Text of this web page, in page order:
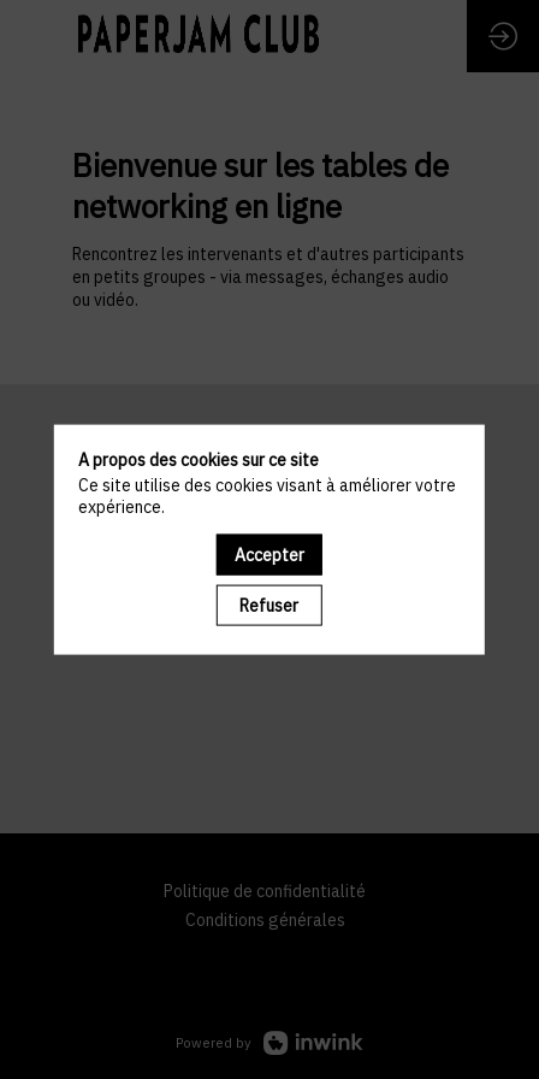
Bienvenue sur les tables de
networking en ligne
Rencontrez les intervenants et d'autres participants
en petits groupes - via messages, échanges audio
ou vidéo.
Politique de confidentialité
Conditions générales
Powered by
A propos des cookies sur ce site
Ce site utilise des cookies visant à améliorer votre
expérience.
Accepter
Refuser